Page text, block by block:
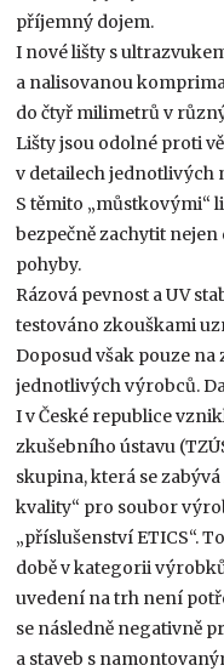
příjemný dojem.
I nové lišty s
a nalisovanou
do čtyř milimetrů v
Lišty jsou odolné proti
v detailech jednotlivých
S těmito „můstkovými“
bezpečně zachytit
pohyby.
Rázová pevnost a UV
testováno zkouškami
Doposud však pouze
jednotlivých výrobců.
I v České republice
zkušebního ústavu
skupina, která se
kvality“ pro soubor
„příslušenství ETICS“.
době v kategorii
uvedení na trh není
se následně negativně
a staveb s